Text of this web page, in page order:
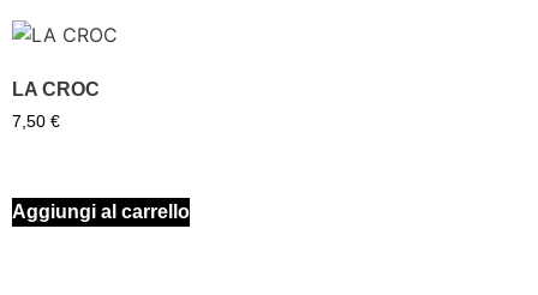
LA CROC
7,50 €
Aggiungi al carrello